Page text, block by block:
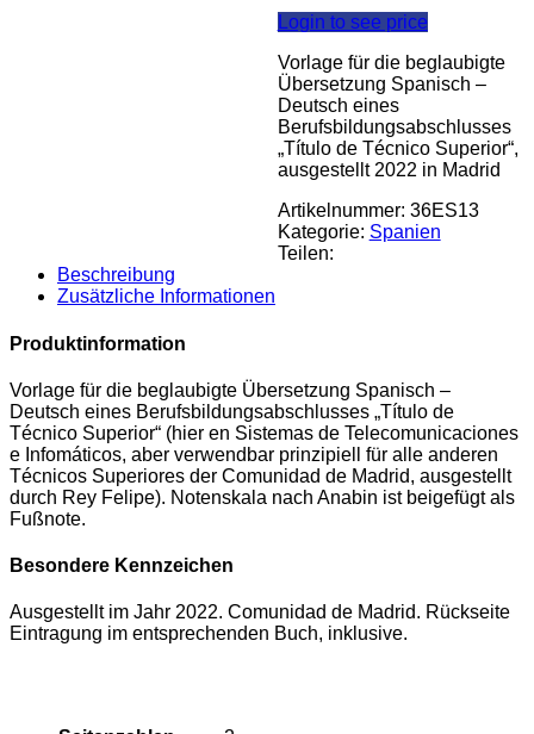
Login to see price
Vorlage für die beglaubigte
Übersetzung Spanisch –
Deutsch eines
Berufsbildungsabschlusses
„Título de Técnico Superior“,
ausgestellt 2022 in Madrid
Artikelnummer: 36ES13
Kategorie: Spanien
Teilen:
Beschreibung
Zusätzliche Informationen
Produktinformation
Vorlage für die beglaubigte Übersetzung Spanisch –
Deutsch eines Berufsbildungsabschlusses „Título de
Técnico Superior“ (hier en Sistemas de Telecomunicaciones
e Infomáticos, aber verwendbar prinzipiell für alle anderen
Técnicos Superiores der Comunidad de Madrid, ausgestellt
durch Rey Felipe). Notenskala nach Anabin ist beigefügt als
Fußnote.
Besondere Kennzeichen
Ausgestellt im Jahr 2022. Comunidad de Madrid. Rückseite
Eintragung im entsprechenden Buch, inklusive.